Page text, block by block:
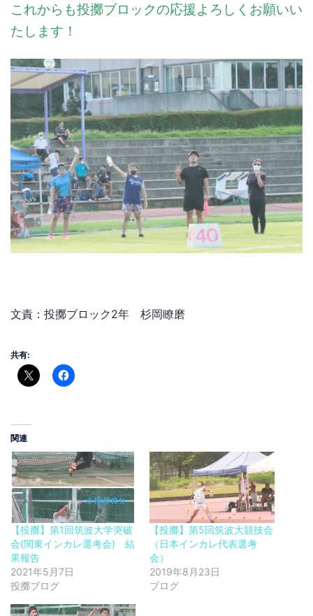
これからも投擲ブロックの応援よろしくお願いい
たします！
文責：投擲ブロック2年 杉岡瞭磨
共有:
関連
【投擲】第1回筑波大学突破
会(関東インカレ選考会) 結
果報告
2021年5月7日
投擲ブログ
【投擲】第5回筑波大競技会
（日本インカレ代表選考
会）
2019年8月23日
ブログ